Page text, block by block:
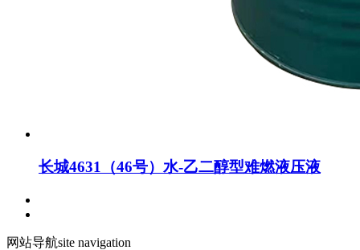
长城4631（46号）水-乙二醇型难燃液压液
网站导航site navigation